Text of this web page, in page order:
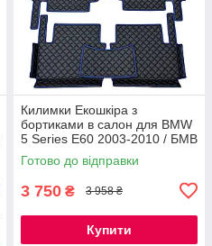
Килимки Екошкіра з
бортиками в салон для BMW
5 Series E60 2003-2010 / БМВ
Е60 килимки
Готово до відправки
3 750 ₴ 3 958 ₴
Купити